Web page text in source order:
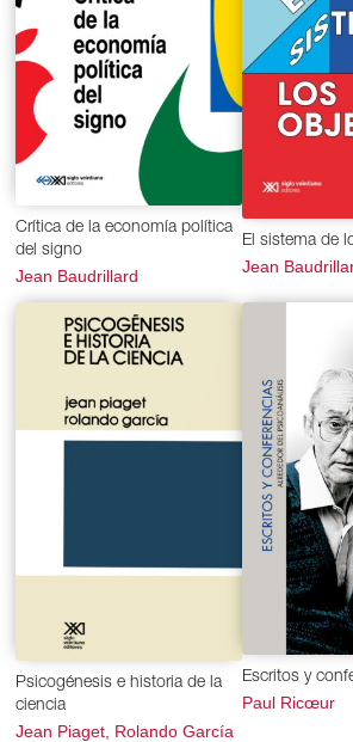
Crítica de la economía política
del signo
Jean Baudrillard
El sistema de
Jean
Psicogénesis e historia de la
ciencia
Jean Piaget, Rolando García
Escritos y
Paul Ricœur